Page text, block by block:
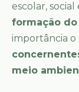
escolar, social
formação
importância
meio